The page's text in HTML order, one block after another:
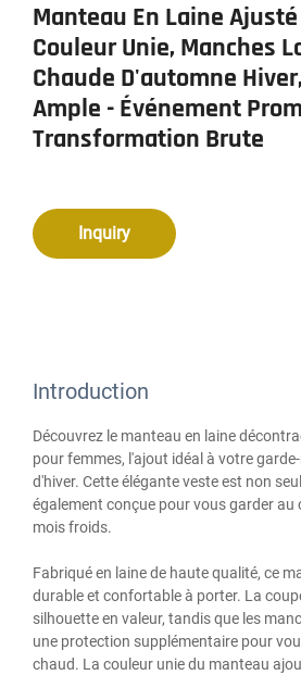
Manteau En Laine
Couleur Unie, Manches
Chaude D'automne
Ample - Événement
Transformation Brute
Inquiry
Introduction
Découvrez le manteau en laine
pour femmes, l'ajout idéal à votre
d'hiver. Cette élégante veste est non
également conçue pour vous garder au
mois froids.
Fabriqué en laine de haute qualité, ce
durable et confortable à porter. La
silhouette en valeur, tandis que les
une protection supplémentaire pour
chaud. La couleur unie du manteau